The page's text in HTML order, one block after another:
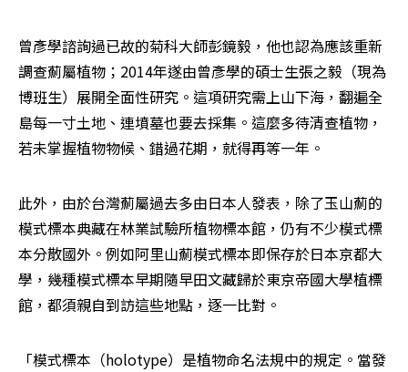
曾彥學諮詢過已故的菊科大師彭鏡毅，他也認為應該重新
調查薊屬植物；2014年遂由曾彥學的碩士生張之毅（現為
博班生）展開全面性研究。這項研究需上山下海，翻遍全
島每一寸土地、連墳墓也要去採集。這麼多待清查植物，
若未掌握植物物候、錯過花期，就得再等一年。
此外，由於台灣薊屬過去多由日本人發表，除了玉山薊的
模式標本典藏在林業試驗所植物標本館，仍有不少模式標
本分散國外。例如阿里山薊模式標本即保存於日本京都大
學，幾種模式標本早期隨早田文藏歸於東京帝國大學植標
館，都須親自到訪這些地點，逐一比對。
「模式標本（holotype）是植物命名法規中的規定。當發